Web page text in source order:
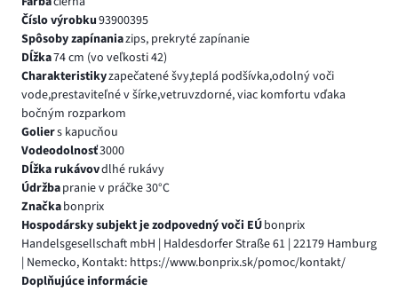
Číslo výrobku93900395
Spôsoby zapínaniazips, prekryté zapínanie
Dĺžka74 cm (vo veľkosti 42)
Charakteristikyzapečatené švy,teplá podšívka,odolný voči
vode,prestaviteľné v šírke,vetruvzdorné, viac komfortu vďaka
bočným rozparkom
Goliers kapucňou
Vodeodolnosť3000
Dĺžka rukávovdlhé rukávy
Údržbapranie v práčke 30°C
Značkabonprix
Hospodársky subjekt je zodpovedný voči EÚbonprix
Handelsgesellschaft mbH | Haldesdorfer Straße 61 | 22179 Hamburg
| Nemecko, Kontakt: https://www.bonprix.sk/pomoc/kontakt/
Doplňujúce informácie